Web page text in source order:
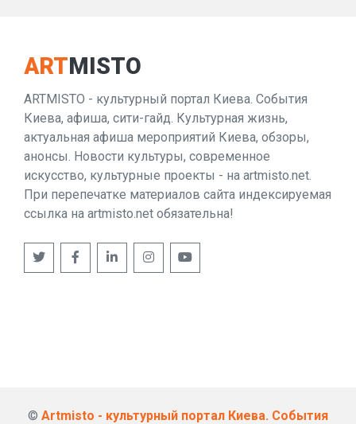
ARTMISTO
ARTMISTO - культурный портал Киева. События
Киева, афиша, сити-гайд. Культурная жизнь,
актуальная афиша мероприятий Киева, обзоры,
анонсы. Новости культуры, современное
искусство, культурные проекты - на artmisto.net.
При перепечатке материалов сайта индексируемая
ссылка на artmisto.net обязательна!
© Artmisto - культурный портал Киева. События